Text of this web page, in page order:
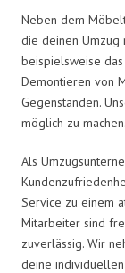
Neben dem
die deinen Umzug
beispielsweise
Demontieren von
Gegenständen.
möglich zu machen.
Als
Service zu einem
Mitarbeiter sind
zuverlässig. Wir
deine individuellen